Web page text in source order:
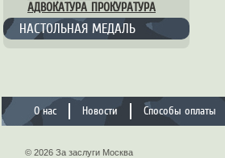
АДВОКАТУРА ПРОКУРАТУРА
НАСТОЛЬНАЯ МЕДАЛЬ
О нас Новости Способы оплаты
© 2026 За заслуги Москва